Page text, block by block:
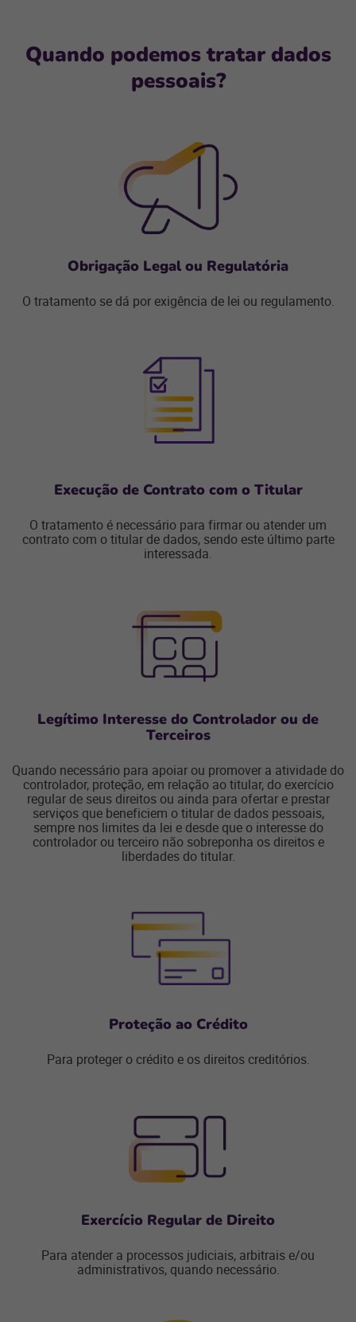
Quando podemos tratar dados
pessoais?
Obrigação Legal ou Regulatória
O tratamento se dá por exigência de lei ou regulamento.
Execução de Contrato com o Titular
O tratamento é necessário para firmar ou atender um
contrato com o titular de dados, sendo este último parte
interessada.
Legítimo Interesse do Controlador ou de
Terceiros
Quando necessário para apoiar ou promover a atividade do
controlador, proteção, em relação ao titular, do exercício
regular de seus direitos ou ainda para ofertar e prestar
serviços que beneficiem o titular de dados pessoais,
sempre nos limites da lei e desde que o interesse do
controlador ou terceiro não sobreponha os direitos e
liberdades do titular.
Proteção ao Crédito
Para proteger o crédito e os direitos creditórios.
Exercício Regular de Direito
Para atender a processos judiciais, arbitrais e/ou
administrativos, quando necessário.